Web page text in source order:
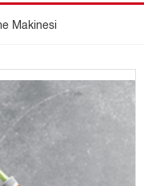
Makinesi